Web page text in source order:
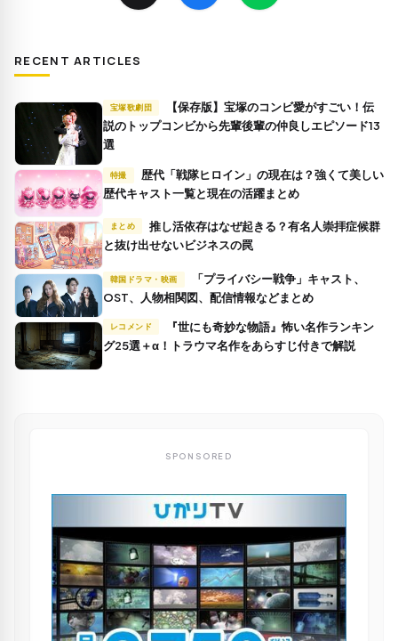
RECENT ARTICLES
宝塚歌劇団
説のトップコンビから先輩後輩の仲良しエピソード13
選
特撮
歴代キャスト一覧と現在の活躍まとめ
まとめ
推し活依存はなぜ起きる？有名人崇拝症候群
と抜け出せないビジネスの罠
韓国ドラマ・映画
OST、人物相関図、配信情報などまとめ
レコメンド
グ25選＋α！トラウマ名作をあらすじ付きで解説
SPONSORED